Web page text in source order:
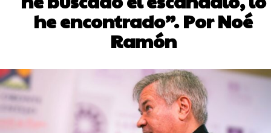
he encontrado”. Por Noé
Ramón